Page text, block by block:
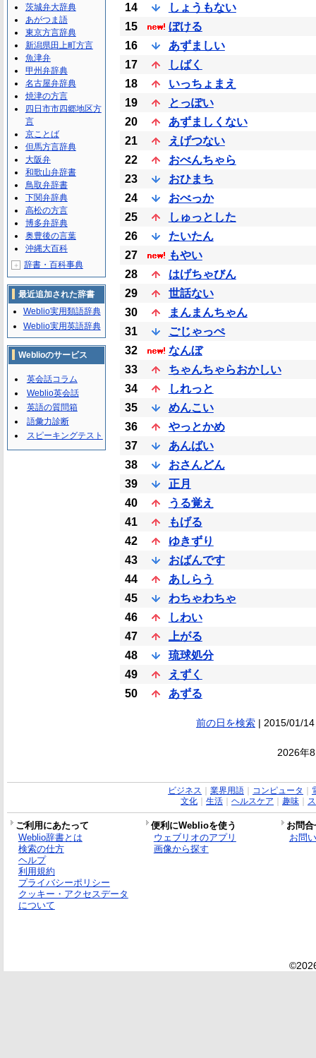
14
しょうもない
15
ぼける
16
あずましい
17
しばく
18
いっちょまえ
19
とっぽい
20
あずましくない
21
えげつない
22
おべんちゃら
23
おひまち
24
おべっか
25
しゅっとした
26
たいたん
27
もやい
28
はげちゃびん
29
世話ない
30
まんまんちゃん
31
ごじゃっぺ
32
なんぼ
33
ちゃんちゃらおかしい
34
しれっと
35
めんこい
36
やっとかめ
37
あんばい
38
おさんどん
39
正月
40
うる覚え
41
もげる
42
ゆきずり
43
おばんです
44
あしらう
45
わちゃわちゃ
46
しわい
47
上がる
48
琉球処分
49
えずく
50
あずる
前の日を検索| 2015/01/
2026年
茨城弁大辞典
あがつま語
東京方言辞典
新潟県田上町方言
魚津弁
甲州弁辞典
名古屋弁辞典
焼津の方言
四日市市四郷地区方
言
京ことば
但馬方言辞典
大阪弁
和歌山弁辞書
鳥取弁辞書
下関弁辞典
高松の方言
博多弁辞典
奥豊後の言葉
沖縄大百科
＋ 辞書・百科事典
最近追加された辞書
Weblio実用類語辞典
Weblio実用英語辞典
Weblioのサービス
英会話コラム
Weblio英会話
英語の質問箱
語彙力診断
スピーキングテスト
ビジネス 業界用語｜ コンピュータ
文化｜ 生活｜ ヘルスケア 趣味｜
ご利用にあたって 便利にWeblioを使う
お問
Weblio辞書とは
検索の仕方
ヘルプ
利用規約
プライバシーポリシー
クッキー・アクセスデータ
について
ウェブリオのアプリ
画像から探す
お問